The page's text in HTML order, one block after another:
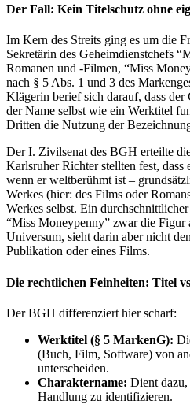
Der Fall: Kein Titelschutz ohne
Im Kern des Streits ging es um die
Sekretärin des Geheimdienstchefs
Romanen und -Filmen, “Miss
nach § 5 Abs. 1 und 3 des
Klägerin berief sich darauf, dass der
der Name selbst wie ein Werktitel
Dritten die Nutzung der
Der I. Zivilsenat des BGH erteilte
Karlsruher Richter stellten fest, dass
wenn er weltberühmt ist –
Werkes (hier: des Films oder
Werkes selbst. Ein
“Miss Moneypenny” zwar die Figur
Universum, sieht darin aber nicht
Publikation oder eines Films.
Die rechtlichen Feinheiten: Titel
Der BGH differenziert hier scharf:
Werktitel (§ 5 MarkenG):
(Buch, Film, Software) von
unterscheiden.
Charaktername: Dient
Handlung zu identifizieren.